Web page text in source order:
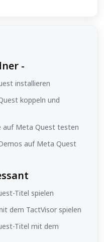
-
installieren
koppeln und
auf Meta Quest testen
auf Meta Quest
Titel spielen
dem TactVisor spielen
Titel mit dem